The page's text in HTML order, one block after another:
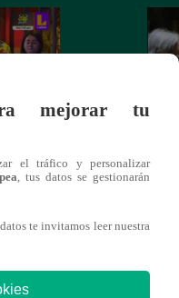
todo
mejorar tu
el tráfico y personalizar
, tus datos se gestionarán
te invitamos leer nuestra